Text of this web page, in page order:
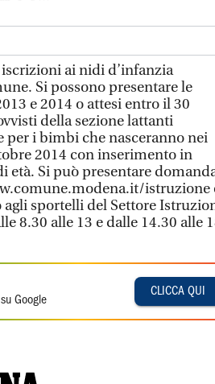
ai nidi d’infanzia
Si possono presentare le
e 2014 o attesi entro il 30
della sezione lattanti
per i bimbi che nasceranno nei
2014 con inserimento in
età. Si può presentare
istruzione
sportelli del Settore
8.30 alle 13 e dalle 14.30 alle
Google
CLICCA QUI